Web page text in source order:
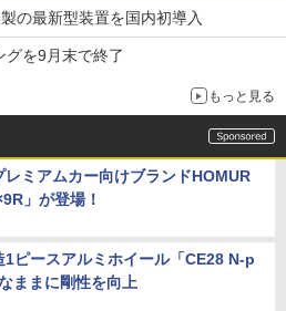
の最新型装置を国内初導入
グを9月末で終了
もっと見る
レミアムカー向けブランドHOMUR
」が登場！
1ピースアルミホイール「CE28 N-p
ままに剛性を向上